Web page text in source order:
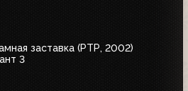
заставка (РТР, 2002)
3